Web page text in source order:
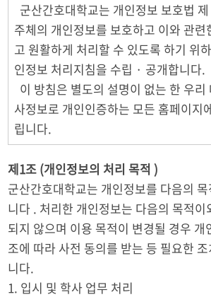
군산간호대학교는 개인정보 보호법
주체의 개인정보를 보호하고 이와 관련
고 원활하게 처리할 수 있도록 하기 위
인정보 처리지침을 수립 · 공개합니다.
이 방침은 별도의 설명이 없는 한 우리
사정보로 개인인증하는 모든 홈페이지
립니다.
제1조 (개인정보의 처리 목적 )
군산간호대학교는 개인정보를 다음의
니다 . 처리한 개인정보는 다음의 목적이
되지 않으며 이용 목적이 변경될 경우
조에 따라 사전 동의를 받는 등 필요한
니다.
1. 입시 및 학사 업무 처리